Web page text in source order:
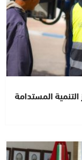
المستدامة